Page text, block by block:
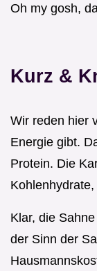
Oh my gosh,
Kurz &
Wir reden hier
Energie gibt.
Protein. Die
Klar, die
der Sinn der